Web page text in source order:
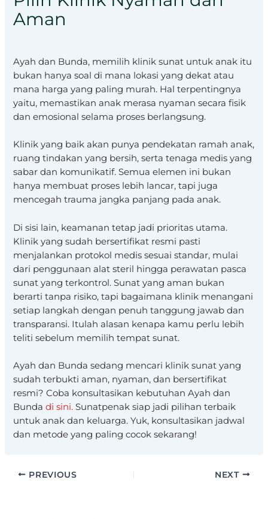
Aman
Ayah dan Bunda, memilih klinik sunat untuk anak itu
bukan hanya soal di mana lokasi yang dekat atau
mana harga yang paling murah. Hal terpentingnya
yaitu, memastikan anak merasa nyaman secara fisik
dan emosional selama proses berlangsung.
Klinik yang baik akan punya pendekatan ramah anak,
ruang tindakan yang bersih, serta tenaga medis yang
sabar dan komunikatif. Semua elemen ini bukan
hanya membuat proses lebih lancar, tapi juga
mencegah trauma jangka panjang pada anak.
Di sisi lain, keamanan tetap jadi prioritas utama.
Klinik yang sudah bersertifikat resmi pasti
menjalankan protokol medis sesuai standar, mulai
dari penggunaan alat steril hingga perawatan pasca
sunat yang terkontrol. Sunat yang aman bukan
berarti tanpa risiko, tapi bagaimana klinik menangani
setiap langkah dengan penuh tanggung jawab dan
transparansi. Itulah alasan kenapa kamu perlu lebih
teliti sebelum memilih tempat sunat.
Ayah dan Bunda sedang mencari klinik sunat yang
sudah terbukti aman, nyaman, dan bersertifikat
resmi? Coba konsultasikan kebutuhan Ayah dan
Bundadi sini. Sunatpenak siap jadi pilihan terbaik
untuk anak dan keluarga. Yuk, konsultasikan jadwal
dan metode yang paling cocok sekarang!
PREVIOUS NEXT